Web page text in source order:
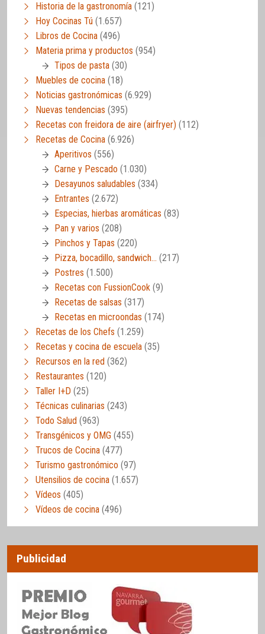
Historia de la gastronomía (121)
Hoy Cocinas Tú (1.657)
Libros de Cocina (496)
Materia prima y productos (954)
Tipos de pasta (30)
Muebles de cocina (18)
Noticias gastronómicas (6.929)
Nuevas tendencias (395)
Recetas con freidora de aire (airfryer) (112)
Recetas de Cocina (6.926)
Aperitivos (556)
Carne y Pescado (1.030)
Desayunos saludables (334)
Entrantes (2.672)
Especias, hierbas aromáticas (83)
Pan y varios (208)
Pinchos y Tapas (220)
Pizza, bocadillo, sandwich… (217)
Postres (1.500)
Recetas con FussionCook (9)
Recetas de salsas (317)
Recetas en microondas (174)
Recetas de los Chefs (1.259)
Recetas y cocina de escuela (35)
Recursos en la red (362)
Restaurantes (120)
Taller I+D (25)
Técnicas culinarias (243)
Todo Salud (963)
Transgénicos y OMG (455)
Trucos de Cocina (477)
Turismo gastronómico (97)
Utensilios de cocina (1.657)
Vídeos (405)
Vídeos de cocina (496)
Publicidad